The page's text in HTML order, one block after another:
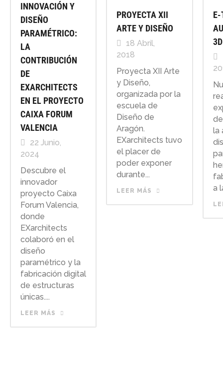
INNOVACIÓN Y
DISEÑO
PARAMÉTRICO:
LA
CONTRIBUCIÓN
DE
EXARCHITECTS
EN EL PROYECTO
CAIXA FORUM
VALENCIA
22 Junio,
2024
Descubre el
innovador
proyecto Caixa
Forum Valencia,
donde
EXarchitects
colaboró en el
diseño
paramétrico y la
fabricación digital
de estructuras
únicas....
LEER MÁS
PROYECTA XII
ARTE Y DISEÑO
18 Abril,
2018
Proyecta XII Arte
y Diseño,
organizada por la
escuela de
Diseño de
Aragón.
EXarchitects tuvo
el placer de
poder exponer
durante...
LEER MÁS
E-
la
a